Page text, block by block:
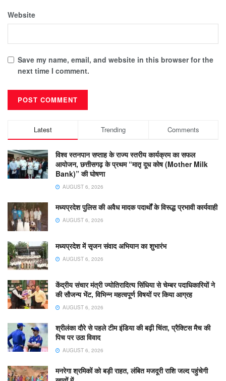
Website
Save my name, email, and website in this browser for the
next time I comment.
Latest Trending Comments
विश्व स्तनपान सप्ताह के राज्य स्तरीय कार्यक्रम का सफल
आयोजन, छत्तीसगढ़ के प्रथम “मातृ दूध कोष (Mother Milk
Bank)” की घोषणा
AUGUST 6, 2026
मध्यप्रदेश पुलिस की अवैध मादक पदार्थों के विरूद्ध प्रभावी कार्यवाही
AUGUST 6, 2026
मध्यप्रदेश में सृजन संवाद अभियान का शुभारंभ
AUGUST 6, 2026
केंद्रीय संचार मंत्री ज्योतिरादित्य सिंधिया से चेम्बर पदाधिकारियों ने
की सौजन्य भेंट, विभिन्न महत्वपूर्ण विषयों पर किया आग्रह
AUGUST 6, 2026
श्रीलंका दौरे से पहले टीम इंडिया की बढ़ी चिंता, प्रैक्टिस मैच की
पिच पर उठा विवाद
AUGUST 6, 2026
मनरेगा श्रमिकों को बड़ी राहत, लंबित मजदूरी राशि जल्द पहुंचेगी